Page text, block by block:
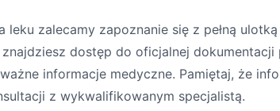
leku zalecamy zapoznanie się z pełną
dostęp do oficjalnej
informacje medyczne. Pamiętaj, że
z wykwalifikowanym specjalistą.